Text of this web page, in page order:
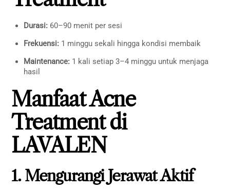
Durasi: 60–90 menit per sesi
Frekuensi: 1 minggu sekali hingga kondisi membaik
Maintenance: 1 kali setiap 3–4 minggu untuk menjaga
hasil
Manfaat Acne
Treatment di
LAVALEN
1. Mengurangi Jerawat Aktif